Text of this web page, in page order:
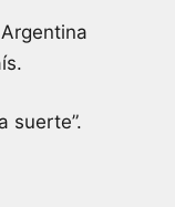
suerte”.